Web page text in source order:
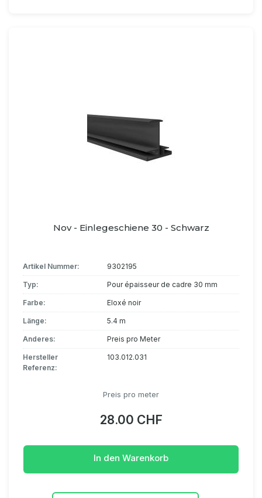
Nov - Einlegeschiene 30 - Schwarz
Artikel Nummer: 9302195
Typ: Pour épaisseur de cadre 30 mm
Farbe: Eloxé noir
Länge: 5.4 m
Anderes: Preis pro Meter
Hersteller
Referenz:
103.012.031
Preis pro meter
28.00 CHF
In den Warenkorb